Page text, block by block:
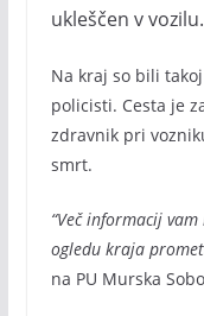
ukleščen v vozilu.
Na kraj so bili
policisti. Cesta je
zdravnik pri
smrt.
“Več informacij
ogledu kraja
na PU Murska